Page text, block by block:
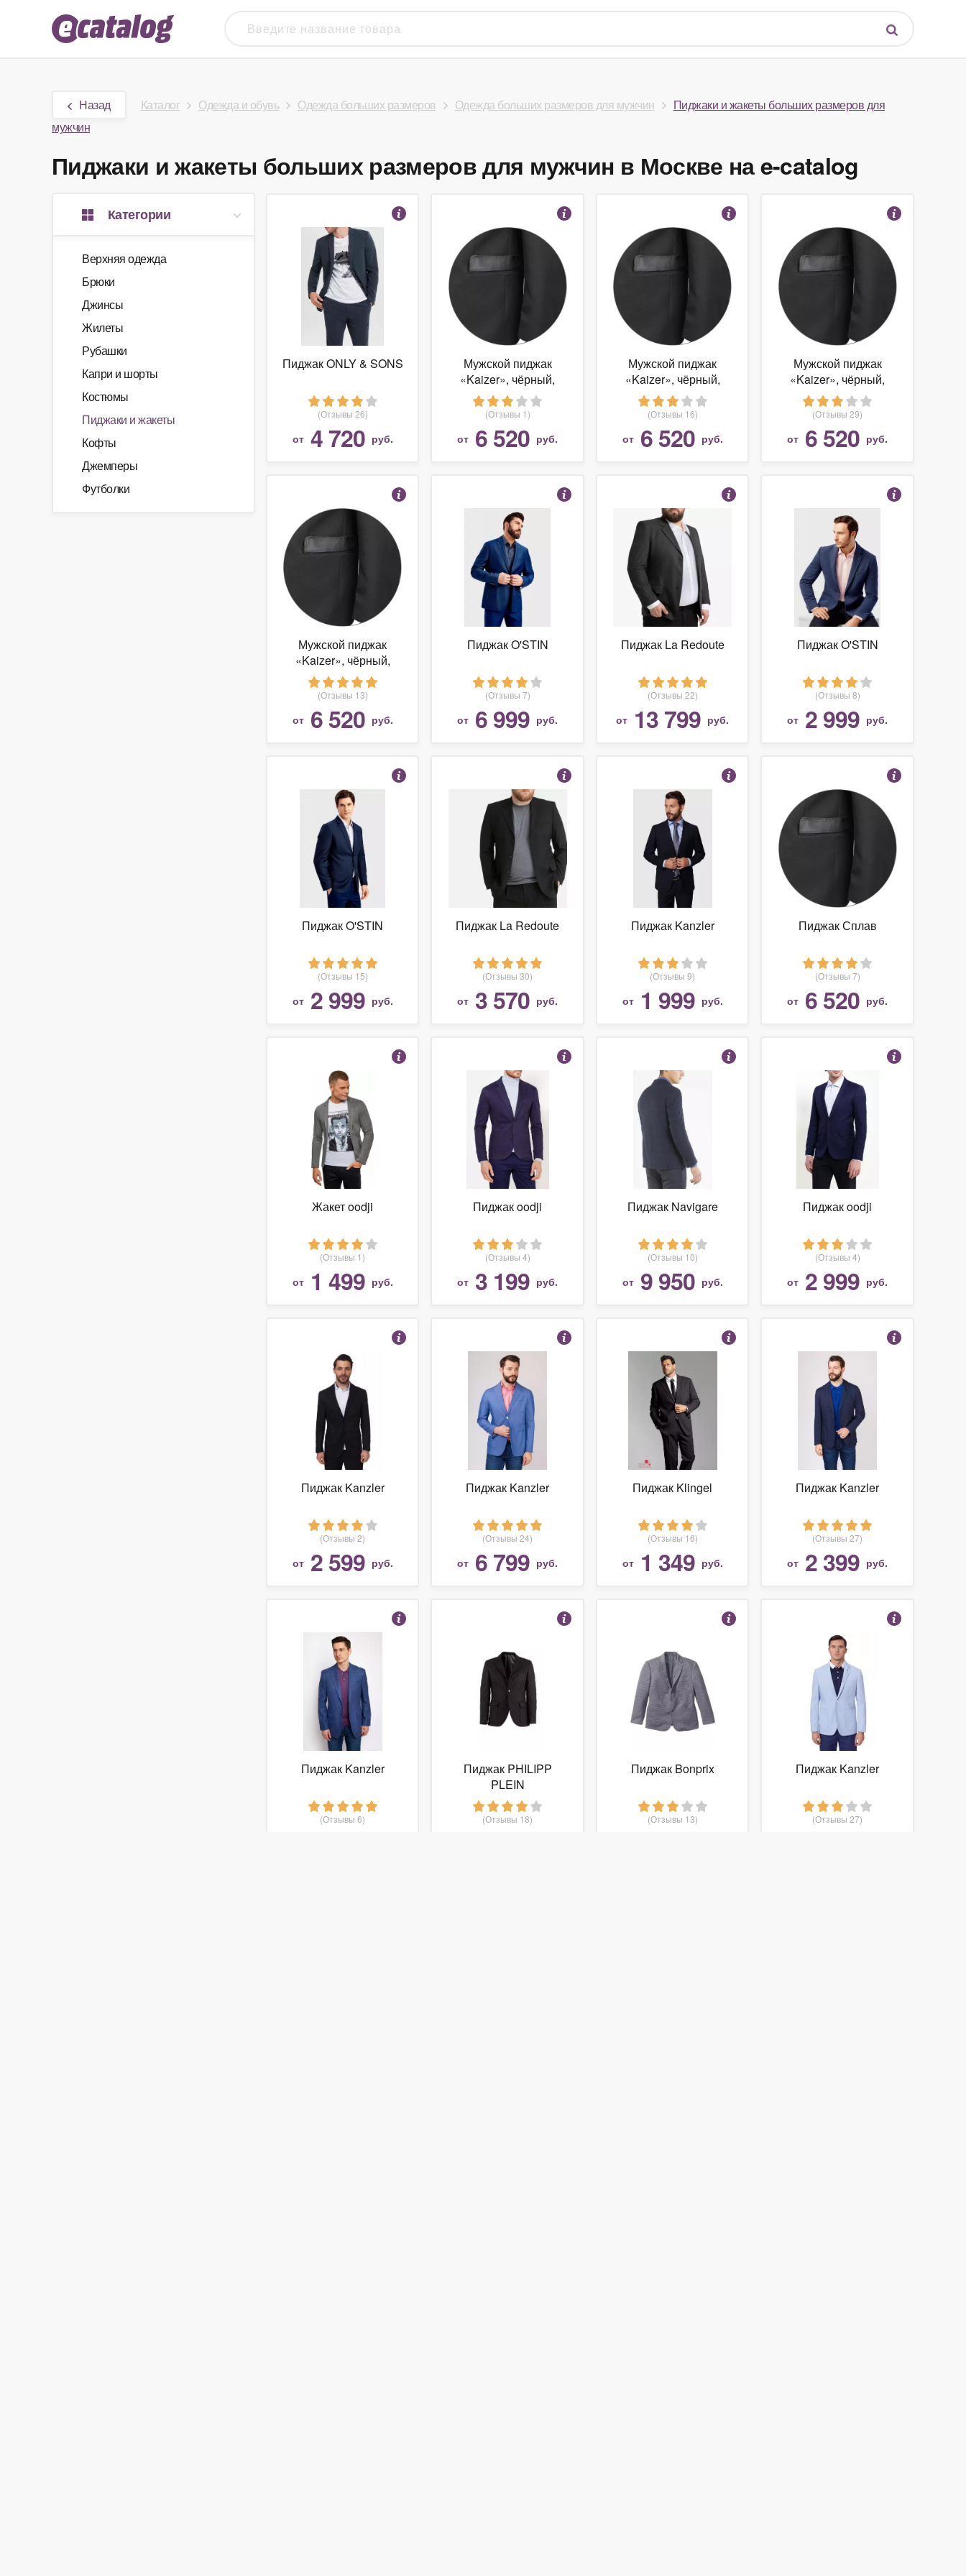
Назад Каталог Одежда и обувь Одежда больших размеров Одежда больших размеров для мужчин
Пиджаки и жакеты больших размеров для
мужчин
Пиджаки и жакеты больших размеров для мужчин в Москве на e-catalog
Категории
Верхняя одежда
Брюки
Джинсы
Жилеты
Рубашки
Капри и шорты
Костюмы
Пиджаки и жакеты
Кофты
Джемперы
Футболки
Пиджак ONLY & SONS
(Отзывы 26)
от 4 720 руб.
Мужской пиджак
«Kaizer», чёрный,
размер: 48/176
(Отзывы 1)
от 6 520 руб.
Мужской пиджак
«Kaizer», чёрный,
размер: 46/176
(Отзывы 16)
от 6 520 руб.
Мужской пиджак
«Kaizer», чёрный,
размер: 48/188
(Отзывы 29)
от 6 520 руб.
Мужской пиджак
«Kaizer», чёрный,
размер: 52/188
(Отзывы 13)
от 6 520 руб.
Пиджак O'STIN
(Отзывы 7)
от 6 999 руб.
Пиджак La Redoute
(Отзывы 22)
от 13 799 руб.
Пиджак O'STIN
(Отзывы 8)
от 2 999 руб.
Пиджак O'STIN
(Отзывы 15)
от 2 999 руб.
Пиджак La Redoute
(Отзывы 30)
от 3 570 руб.
Пиджак Kanzler
(Отзывы 9)
от 1 999 руб.
Пиджак Сплав
(Отзывы 7)
от 6 520 руб.
Жакет oodji
(Отзывы 1)
от 1 499 руб.
Пиджак oodji
(Отзывы 4)
от 3 199 руб.
Пиджак Navigare
(Отзывы 10)
от 9 950 руб.
Пиджак oodji
(Отзывы 4)
от 2 999 руб.
Пиджак Kanzler
(Отзывы 2)
от 2 599 руб.
Пиджак Kanzler
(Отзывы 24)
от 6 799 руб.
Пиджак Klingel
(Отзывы 16)
от 1 349 руб.
Пиджак Kanzler
(Отзывы 27)
от 2 399 руб.
Пиджак Kanzler
(Отзывы 6)
Пиджак PHILIPP
PLEIN
(Отзывы 18)
Пиджак Bonprix
(Отзывы 13)
Пиджак Kanzler
(Отзывы 27)